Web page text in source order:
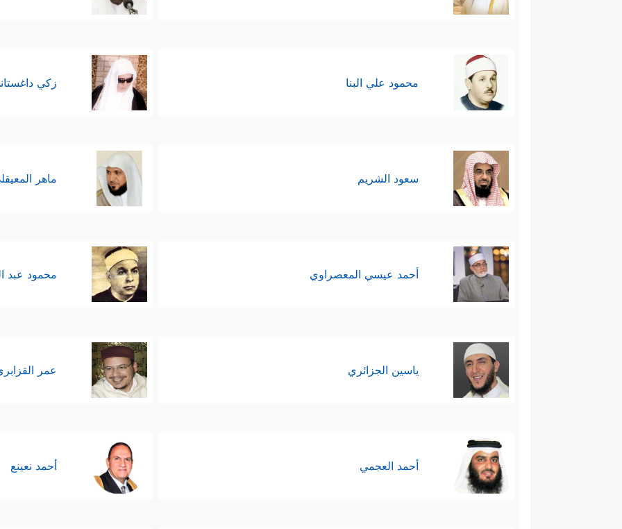
محمود علي البنا زكي
سعود الشريم ماهر
أحمد عيسي المعصراوي محمود عبد
ياسين الجزائري عمر
أحمد العجمي أحمد نعينع